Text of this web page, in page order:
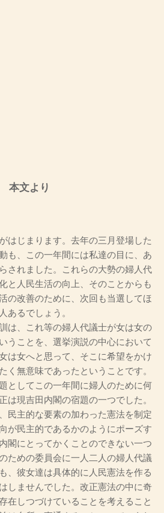
本文より
はじまります。去年の三月登場した
も、この一年間には私達の目に、あ
されました。これらの大勢の婦人代
と人民生活の向上、そのことからも
の改善のために、次回も当選してほ
あるでしょう。
は、これ等の婦人代議士が女は女の
うことを、選挙演説の中心において
は女へと思って、そこに希望をかけ
く無意味であったということです。
としてこの一年間に婦人のために何
は現吉田内閣の宿題の一つでした。
民主的な要素の加わった憲法を制定
が民主的であるかのようにポーズす
閣にとってかくことのできない一つ
ための委員会に一人二人の婦人代議
、彼女達は具体的に人民憲法を作る
しませんでした。改正憲法の中に奇
在しつづけていることを考えること